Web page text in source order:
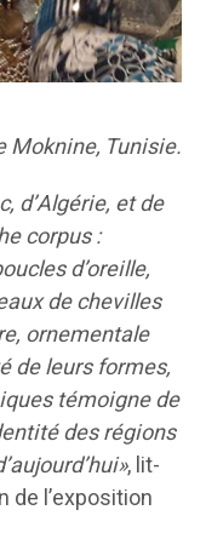
Moknine, Tunisie.
d’Algérie, et de
corpus :
d’oreille,
de chevilles
ornementale
de leurs formes,
témoigne de
des régions
, lit-
de l’exposition